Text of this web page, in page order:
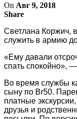
On Авг 9, 2018
Share
Светлана Коржич,
служить в армию
«Ему давали
спать спокойно»,
Во время службы
сыну по Br50.
платные
друзья и